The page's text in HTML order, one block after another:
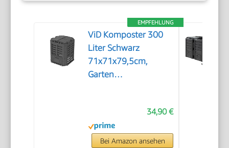
EMPFEHLUNG
ViD Komposter 300
Liter Schwarz
71x71x79,5cm,
Garten
Witterungsbeständig,
Thermokomposter
mit Belüftungssystem,
34,90 €
Bei Amazon ansehen